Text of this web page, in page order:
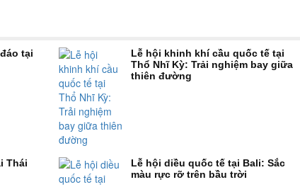
tại
Lễ hội khinh khí cầu quốc tế tại
Thổ Nhĩ Kỳ: Trải nghiệm bay giữa
thiên đường
Thái
Lễ hội diều quốc tế tại Bali: Sắc
màu rực rỡ trên bầu trời